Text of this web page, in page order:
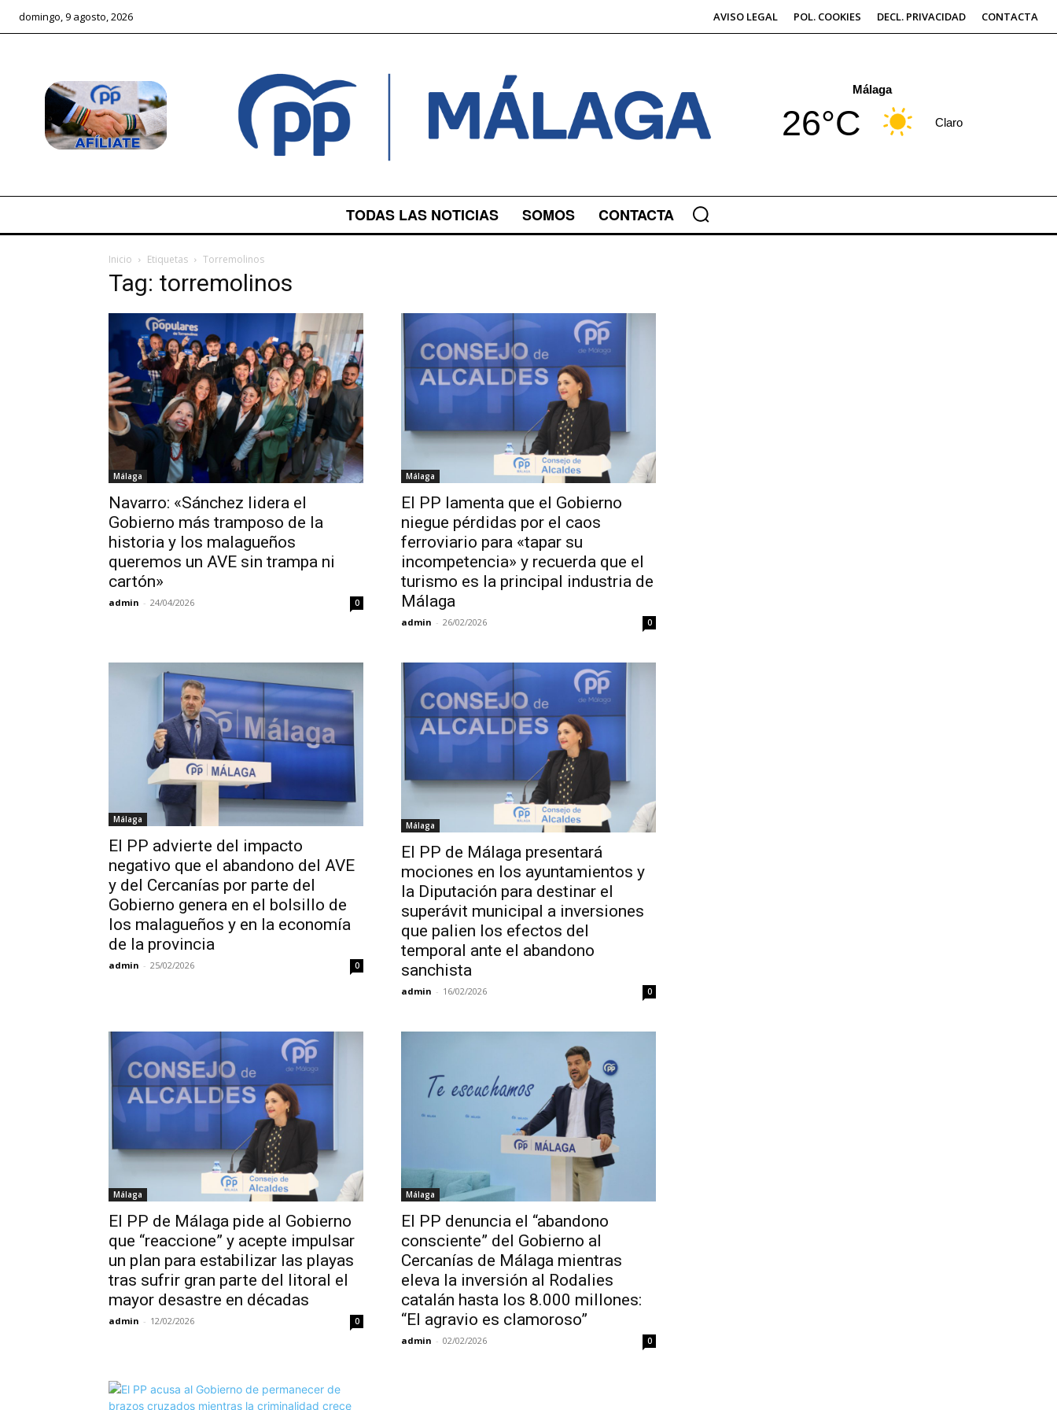
domingo, 9 agosto, 2026 AVISO LEGAL POL. COOKIES DECL. PRIVACIDAD CONTACTA
Málaga
26°C Claro
TODAS LAS NOTICIAS SOMOS CONTACTA
Inicio Etiquetas Torremolinos
Tag: torremolinos
Málaga
Navarro: «Sánchez lidera el
Gobierno más tramposo de la
historia y los malagueños
queremos un AVE sin trampa ni
cartón»
admin - 24/04/2026 0
Málaga
El PP lamenta que el Gobierno
niegue pérdidas por el caos
ferroviario para «tapar su
incompetencia» y recuerda que el
turismo es la principal industria de
Málaga
admin - 26/02/2026 0
Málaga
El PP advierte del impacto
negativo que el abandono del AVE
y del Cercanías por parte del
Gobierno genera en el bolsillo de
los malagueños y en la economía
de la provincia
admin - 25/02/2026 0
Málaga
El PP de Málaga presentará
mociones en los ayuntamientos y
la Diputación para destinar el
superávit municipal a inversiones
que palien los efectos del
temporal ante el abandono
sanchista
admin - 16/02/2026 0
Málaga
El PP de Málaga pide al Gobierno
que “reaccione” y acepte impulsar
un plan para estabilizar las playas
tras sufrir gran parte del litoral el
mayor desastre en décadas
admin - 12/02/2026 0
Málaga
El PP denuncia el “abandono
consciente” del Gobierno al
Cercanías de Málaga mientras
eleva la inversión al Rodalies
catalán hasta los 8.000 millones:
“El agravio es clamoroso”
admin - 02/02/2026 0